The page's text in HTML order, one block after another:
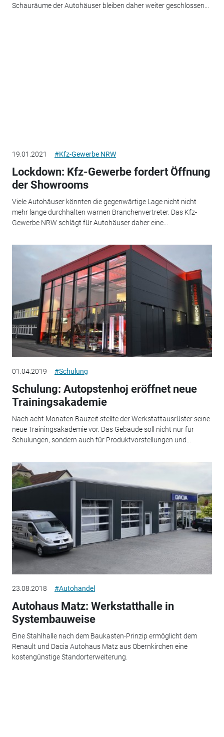
Schauräume der Autohäuser bleiben daher weiter geschlossen...
19.01.2021 #Kfz-Gewerbe NRW
Lockdown: Kfz-Gewerbe fordert Öffnung
der Showrooms
Viele Autohäuser könnten die gegenwärtige Lage nicht nicht
mehr lange durchhalten warnen Branchenvertreter. Das Kfz-
Gewerbe NRW schlägt für Autohäuser daher eine...
01.04.2019 #Schulung
Schulung: Autopstenhoj eröffnet neue
Trainingsakademie
Nach acht Monaten Bauzeit stellte der Werkstattausrüster seine
neue Trainingsakademie vor. Das Gebäude soll nicht nur für
Schulungen, sondern auch für Produktvorstellungen und...
23.08.2018 #Autohandel
Autohaus Matz: Werkstatthalle in
Systembauweise
Eine Stahlhalle nach dem Baukasten-Prinzip ermöglicht dem
Renault und Dacia Autohaus Matz aus Obernkirchen eine
kostengünstige Standorterweiterung.